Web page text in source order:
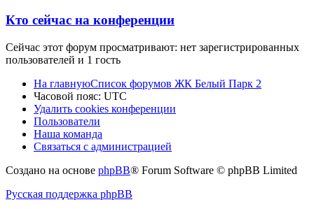
Кто сейчас на конференции
Сейчас этот форум просматривают: нет зарегистрированных
пользователей и 1 гость
На главнуюСписок форумов ЖК Белый Парк 2
Часовой пояс: UTC
Удалить cookies конференции
Пользователи
Наша команда
Связаться с администрацией
Создано на основе phpBB® Forum Software © phpBB Limited
Русская поддержка phpBB